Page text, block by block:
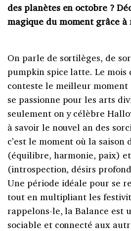
des planètes en octobre ?
magique du moment grâce à
On parle de sortilèges, de
pumpkin spice latte. Le mois
conteste le meilleur moment
se passionne pour les arts
seulement on y célèbre
à savoir le nouvel an des
c’est le moment où la saison
(équilibre, harmonie, paix)
(introspection, désirs
Une période idéale pour se
tout en multipliant les
rappelons-le, la Balance est
sociable et connecté aux